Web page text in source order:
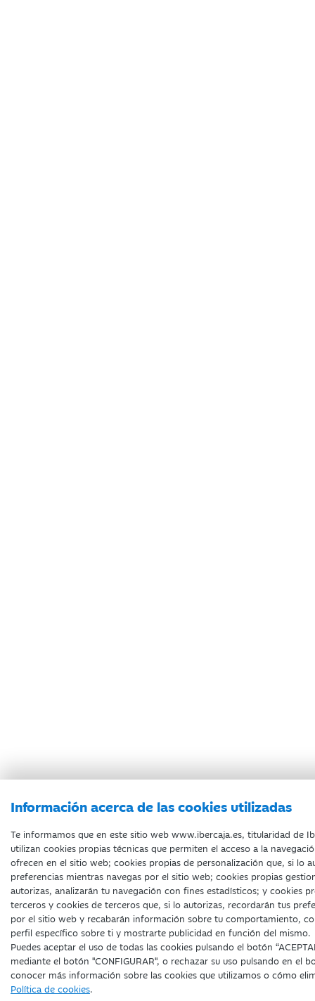
Información acerca de las cookies utilizadas
Te informamos que en este sitio web www.ibercaja.es, titularidad de
utilizan cookies propias técnicas que permiten el acceso a la
ofrecen en el sitio web; cookies propias de personalización que, si lo
preferencias mientras navegas por el sitio web; cookies propias
autorizas, analizarán tu navegación con fines estadísticos; y cookies
terceros y cookies de terceros que, si lo autorizas, recordarán tus
por el sitio web y recabarán información sobre tu comportamiento,
perfil específico sobre ti y mostrarte publicidad en función del mismo.
Puedes aceptar el uso de todas las cookies pulsando el botón
mediante el botón "CONFIGURAR", o rechazar su uso pulsando en el
conocer más información sobre las cookies que utilizamos o cómo
Política de cookies.